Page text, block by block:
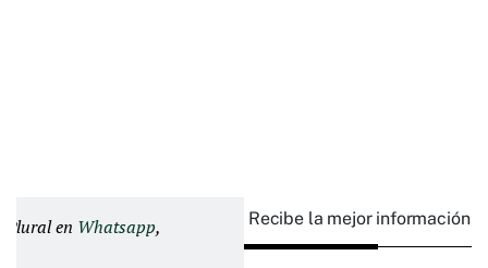
Plural en Whatsapp, Recibe la mejor información